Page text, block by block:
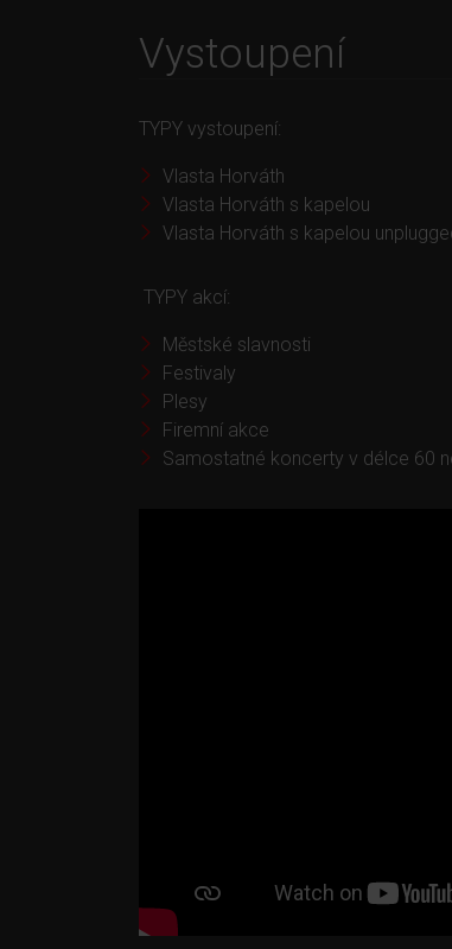
Vystoupení
TYPY vystoupení:
Vlasta Horváth
Vlasta Horváth s kapelou
Vlasta Horváth s kapelou
TYPY akcí:
Městské slavnosti
Festivaly
Plesy
Firemní akce
Samostatné koncerty v délce 60